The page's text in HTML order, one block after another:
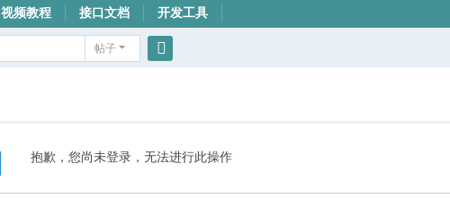
视频教程 接口文档 开发工具
帖子
抱歉，您尚未登录，无法进行此操作